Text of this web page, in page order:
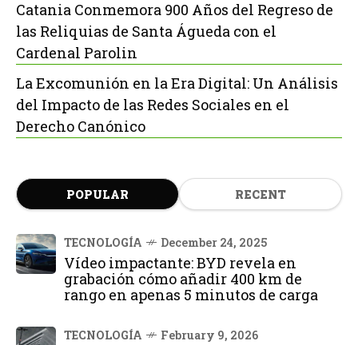
Catania Conmemora 900 Años del Regreso de
las Reliquias de Santa Águeda con el
Cardenal Parolin
La Excomunión en la Era Digital: Un Análisis
del Impacto de las Redes Sociales en el
Derecho Canónico
POPULAR RECENT
TECNOLOGÍA December 24, 2025
Vídeo impactante: BYD revela en
grabación cómo añadir 400 km de
rango en apenas 5 minutos de carga
TECNOLOGÍA February 9, 2026